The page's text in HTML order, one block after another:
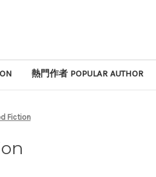
熱門作者 POPULAR AUTHOR
Fiction